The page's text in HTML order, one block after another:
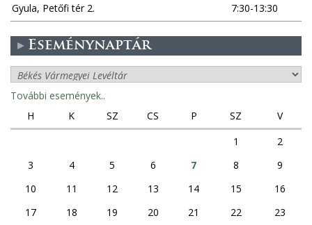
Gyula, Petőfi tér 2.
7:30-13:30
Eseménynaptár
További események..
H
K SZ CS P SZ
V
1
2
3
4 5 6 7 8
9
10
11 12 13 14 15
16
17
18 19 20 21 22
23